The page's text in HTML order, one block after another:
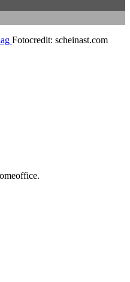
Fotocredit: scheinast.com